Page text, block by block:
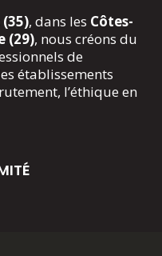
, dans les Côtes-
(29), nous créons du
de
établissements
l’éthique en